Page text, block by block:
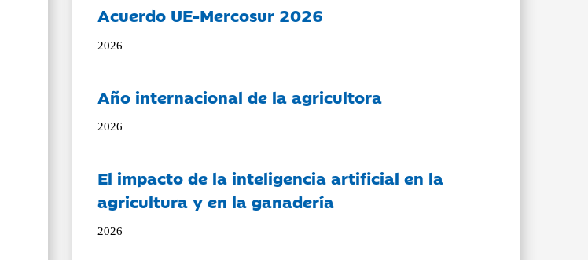
Acuerdo UE-Mercosur 2026
2026
Año internacional de la agricultora
2026
El impacto de la inteligencia artificial en la
agricultura y en la ganadería
2026